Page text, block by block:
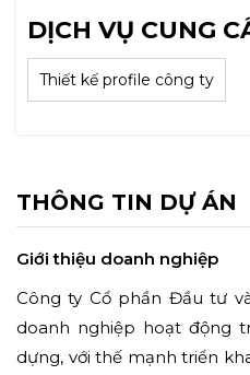
DỊCH VỤ CUNG
Thiết kế profile công ty
THÔNG TIN DỰ ÁN
Giới thiệu doanh nghiệp
Công ty Cổ phần Đầu tư
doanh nghiệp hoạt động
dựng, với thế mạnh triển